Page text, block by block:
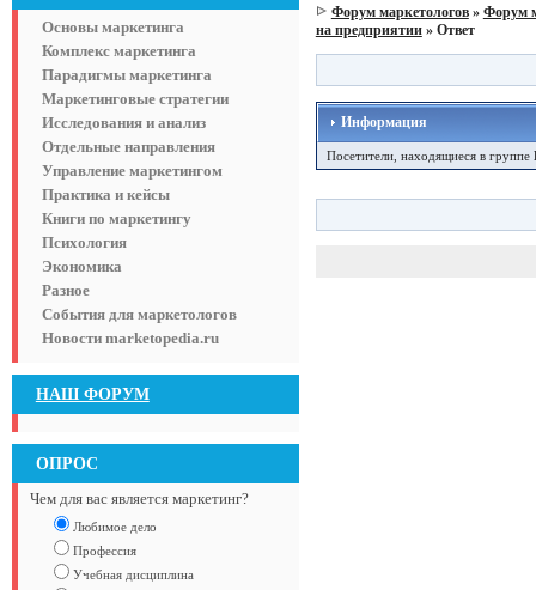
Основы маркетинга
Комплекс маркетинга
Парадигмы маркетинга
Маркетинговые стратегии
Исследования и анализ
Отдельные направления
Управление маркетингом
Практика и кейсы
Книги по маркетингу
Психология
Экономика
Разное
События для маркетологов
Новости marketopedia.ru
НАШ ФОРУМ
ОПРОС
Чем для вас является маркетинг?
Любимое дело
Профессия
Учебная дисциплина
Форум маркетологов» Форум
на предприятии» Ответ
Информация
Посетители, находящиеся в группе